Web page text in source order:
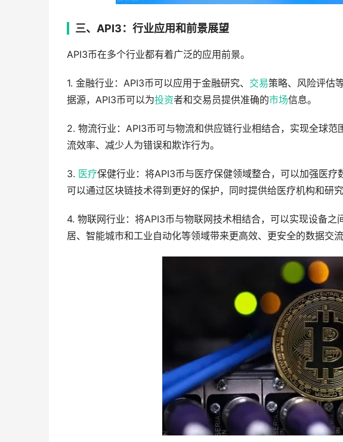
三、API3：行业应用和前景展望
API3币在多个行业都有着广泛的应用前景。
1. 金融行业：API3币可以应用于金融研究、 交易策略、风险评估
据源，API3币可以为投资者和交易员提供准确的市场信息。
2. 物流行业：API3币可与物流和供应链行业相结合，实现全球
流效率、减少人为错误和欺诈行为。
3. 医疗保健行业：将API3币与医疗保健领域整合，可以加强医
可以通过区块链技术得到更好的保护，同时提供给医疗机构和研
4. 物联网行业：将API3币与物联网技术相结合，可以实现设备
居、智能城市和工业自动化等领域带来更高效、更安全的数据交流